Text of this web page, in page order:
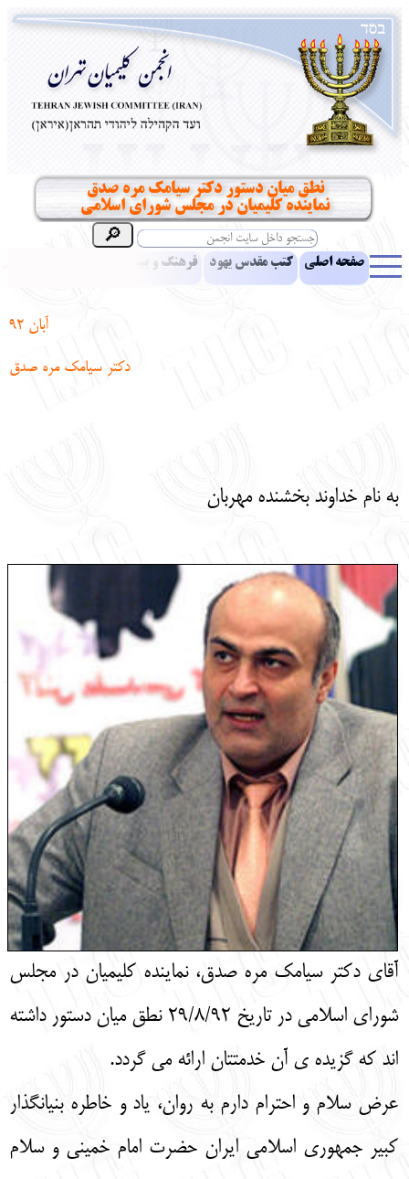
نطق میان دستور دکتر سیامک مره صدق
نماینده کلیمیان در مجلس شورای اسلامی
صفحه اصلی کتب مقدس یهود فرهنگ و بینش یهود
آبان 92
دکتر سیامک مره صدق
به نام خداوند بخشنده مهربان
آقای دکتر سیامک مره صدق، نماینده کلیمیان در مجلس
شورای اسلامی در تاریخ 29/8/92 نطق میان دستور داشته
اند که گزیده ی آن خدمتتان ارائه می گردد.
عرض سلام و احترام دارم به روان، یاد و خاطره بنیانگذار
کبیر جمهوری اسلامی ایران حضرت امام خمینی و سلام